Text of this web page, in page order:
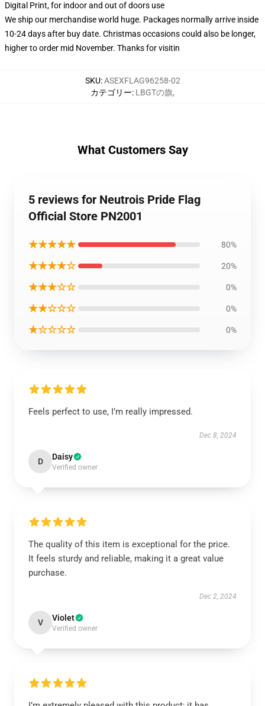
Digital Print, for indoor and out of doors use
We ship our merchandise world huge. Packages normally arrive inside
10-24 days after buy date. Christmas occasions could also be longer,
higher to order mid November. Thanks for visitin
SKU:ASEXFLAG96258-02
カテゴリー: LBGTの旗,
What Customers Say
5 reviews for Neutrois Pride Flag
Official Store PN2001
★★★★★ 80%
★★★★☆ 20%
★★★☆☆ 0%
★★☆☆☆ 0%
★☆☆☆☆ 0%
Feels perfect to use, I’m really impressed.
Dec 8, 2024
D Daisy
Verified owner
The quality of this item is exceptional for the price.
It feels sturdy and reliable, making it a great value
purchase.
Dec 2, 2024
V Violet
Verified owner